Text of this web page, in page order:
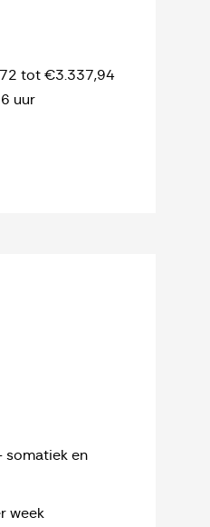
tot €3.337,94
uur
somatiek en
week